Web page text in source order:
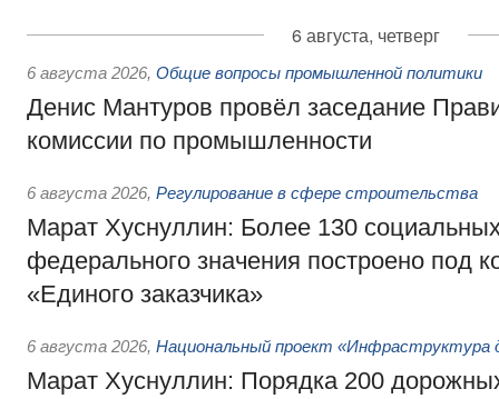
6 августа, четверг
6 августа 2026, Общие вопросы промышленной политики
Денис Мантуров провёл заседание
комиссии по промышленности
6 августа 2026, Регулирование в сфере строительства
Марат Хуснуллин: Более 130
федерального значения построено под
«Единого заказчика»
6 августа 2026, Национальный проект «Инфраструктура
Марат Хуснуллин: Порядка 200